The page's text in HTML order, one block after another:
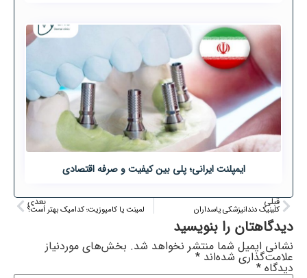
ایمپلنت ایرانی؛ پلی بین کیفیت و صرفه اقتصادی
قبلی
کلینیک دندانپزشکی پاسداران
بعدی
لمینت یا کامپوزیت؛ کدامیک بهتر است؟
دیدگاهتان را بنویسید
نشانی ایمیل شما منتشر نخواهد شد. بخش‌های موردنیاز
علامت‌گذاری شده‌اند *
دیدگاه *